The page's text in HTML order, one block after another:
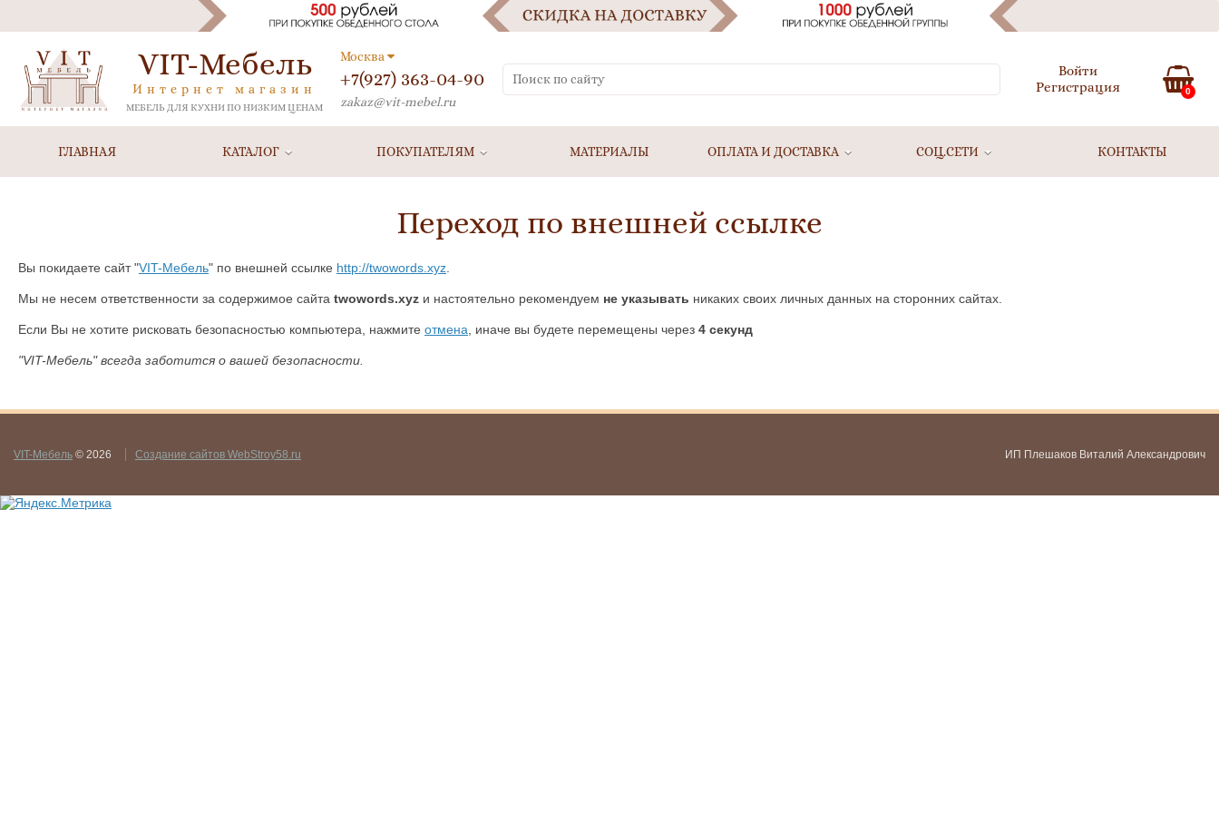
VIT-Мебель
Интернет магазин
МЕБЕЛЬ ДЛЯ КУХНИ ПО НИЗКИМ ЦЕНАМ
Москва
+7(927) 363-04-90
zakaz@vit-mebel.ru
Войти
Регистрация
0
ГЛАВНАЯ КАТАЛОГ ПОКУПАТЕЛЯМ МАТЕРИАЛЫ ОПЛАТА И ДОСТАВКА СОЦ.СЕТИ КОНТАКТЫ
Переход по внешней ссылке
Вы покидаете сайт "VIT-Мебель" по внешней ссылке http://twowords.xyz
Мы не несем ответственности за содержимое сайта twowords.xyz и настоятельно рекомендуем не указывать никаких своих личных данных на сторонних сайтах.
Если Вы не хотите рисковать безопасностью компьютера, нажмите отмена , иначе вы будете перемещены через 4 секунд
"VIT-Мебель" всегда заботится о вашей безопасности.
VIT-Мебель © 2026 Создание сайтов WebStroy58.ru ИП Плешаков Виталий Александрович